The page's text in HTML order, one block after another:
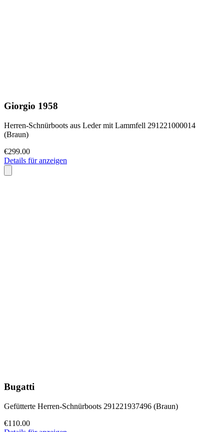
Giorgio 1958
Herren-Schnürboots aus Leder mit Lammfell 291221000014
(Braun)
€299.00
Details für anzeigen
Bugatti
Gefütterte Herren-Schnürboots 291221937496 (Braun)
€110.00